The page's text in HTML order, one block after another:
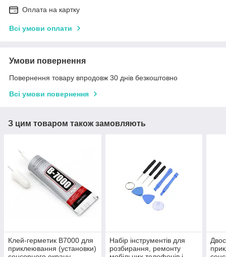
Оплата на картку
Всі умови оплати
Умови повернення
Повернення товару впродовж 30 днів безкоштовно
Всі умови повернення
З цим товаром також замовляють
Клей-герметик B7000 для
приклеювання (установки)
Набір інструментів для
розбирання, ремонту